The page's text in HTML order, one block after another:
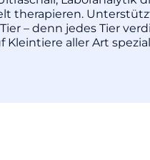
therapieren.
– denn jedes Tier
Kleintiere aller Art